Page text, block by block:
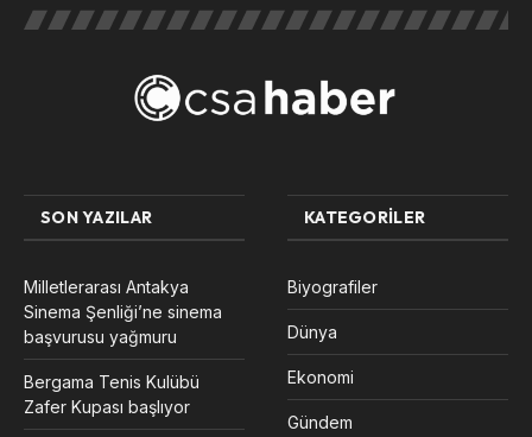
SON YAZILAR
Milletlerarası Antakya
Sinema Şenliği’ne sinema
başvurusu yağmuru
Bergama Tenis Kulübü
Zafer Kupası başlıyor
KATEGORILER
Biyografiler
Dünya
Ekonomi
Gündem